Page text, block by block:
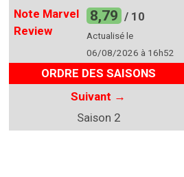
Note Marvel
Review
8,79 / 10
Actualisé le
06/08/2026 à 16h52
ORDRE DES SAISONS
Suivant →
Saison 2